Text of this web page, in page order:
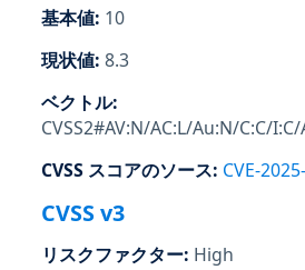
基本値: 10
現状値: 8.3
ベクトル:
CVSS2#AV:N/AC:L/Au:N/C:C/I:C/
CVSS スコアのソース: CVE-
CVSS v3
リスクファクター: High